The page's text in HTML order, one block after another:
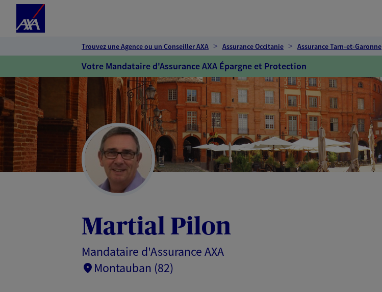
Trouvez une Agence ou un Conseiller AXA Assurance Occitanie Assurance Tarn-et-Garonne
Votre Mandataire d'Assurance AXA Épargne et Protection
Martial Pilon
Mandataire d'Assurance AXA
Montauban (82)